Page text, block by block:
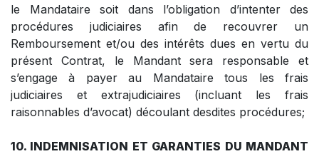
le Mandataire soit dans l’obligation d’intenter des
procédures judiciaires afin de recouvrer un
Remboursement et/ou des intérêts dues en vertu du
présent Contrat, le Mandant sera responsable et
s’engage à payer au Mandataire tous les frais
judiciaires et extrajudiciaires (incluant les frais
raisonnables d’avocat) découlant desdites procédures;
10. INDEMNISATION ET GARANTIES DU MANDANT